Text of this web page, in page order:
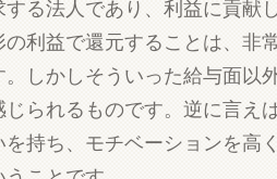
る法人であり、利益に貢献
利益で還元することは、非
しかしそういった給与面以
られるものです。逆に言え
持ち、モチベーションを高